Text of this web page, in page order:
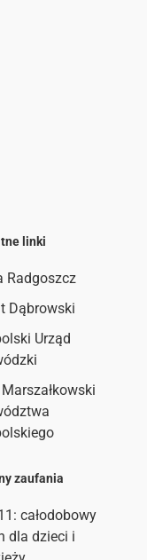
linki
Radgoszcz
Dąbrowski
Urząd
zaufania
: całodobowy
dla dzieci i